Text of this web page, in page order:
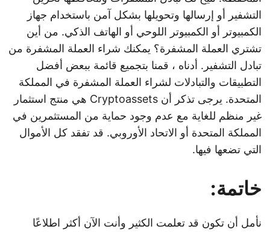
التشفير أو إرسالها وتحويلها بشكل آمن باستخدام جهاز
الكمبيوتر أو الكمبيوتر اللوحي أو الهاتف الذكي. من أين
تشتري العملة المشفرة؟ يمكنك شراء العملة المشفرة من
تبادل التشفير. أدناه ، قمنا بتجميع قائمة ببعض أفضل
التطبيقات والتبادلات لشراء العملة المشفرة في المملكة
المتحدة. يرجى تذكر أن Cryptoassets هي منتج استثمار
غير منظم للغاية مع عدم وجود حماية من المستثمرين في
المملكة المتحدة أو الاتحاد الأوروبي. قد تفقد كل الأموال
التي تضعها فيها.
خاتمة:
نأمل أن تكون قد تعلمت الكثير وأنت الآن أكثر اطلاعًا